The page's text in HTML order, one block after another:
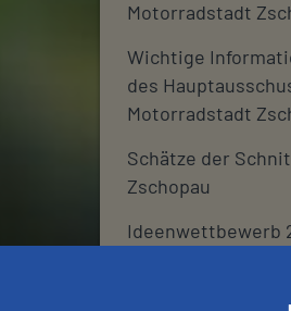
Motorradstadt
Wichtige
des
Motorradstadt
Schätze der
Zschopau
Ideenwettbewerb
Stadtjournal